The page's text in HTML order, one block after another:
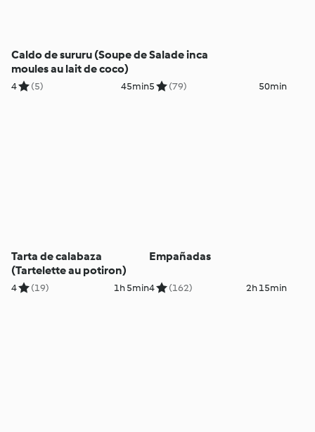
Caldo de sururu (Soupe de
moules au lait de coco)
4 (5) 45min
Salade inca
5 (79) 50min
Tarta de calabaza
(Tartelette au potiron)
4 (19) 1h 5min
Empañadas
4 (162) 2h 15min